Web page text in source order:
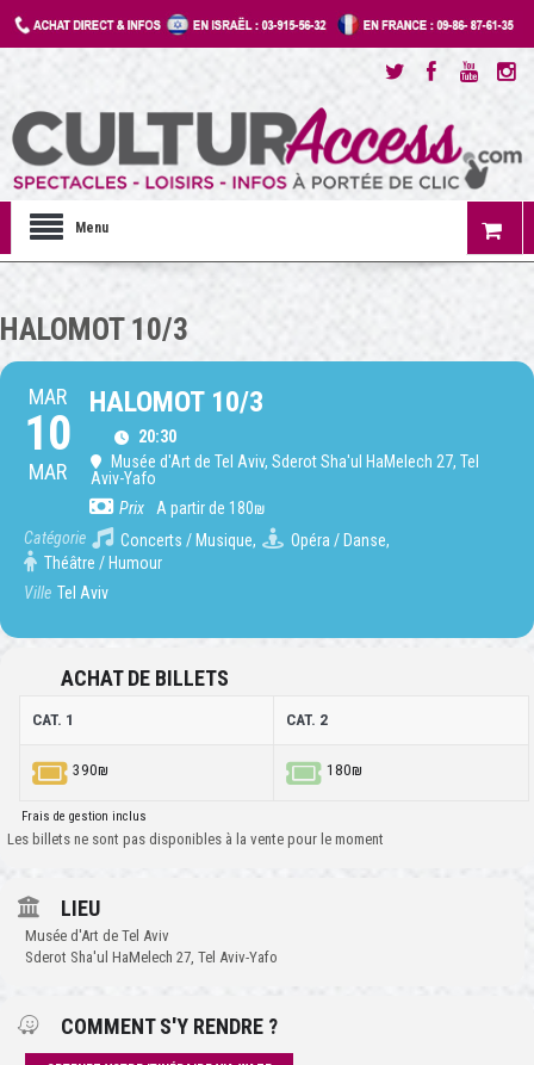
Menu
HALOMOT 10/3
MAR
10
MAR
HALOMOT 10/3
20:30
Musée d'Art de Tel Aviv, Sderot Sha'ul HaMelech 27, Tel
Aviv-Yafo
Prix
A partir de 180₪
Catégorie
Concerts / Musique,
Opéra / Danse,
Théâtre / Humour
Ville Tel Aviv
ACHAT DE BILLETS
CAT. 1 CAT. 2
390₪ 180₪
Frais de gestion inclus
Les billets ne sont pas disponibles à la vente pour le moment
LIEU
Musée d'Art de Tel Aviv
Sderot Sha'ul HaMelech 27, Tel Aviv-Yafo
COMMENT S'Y RENDRE ?